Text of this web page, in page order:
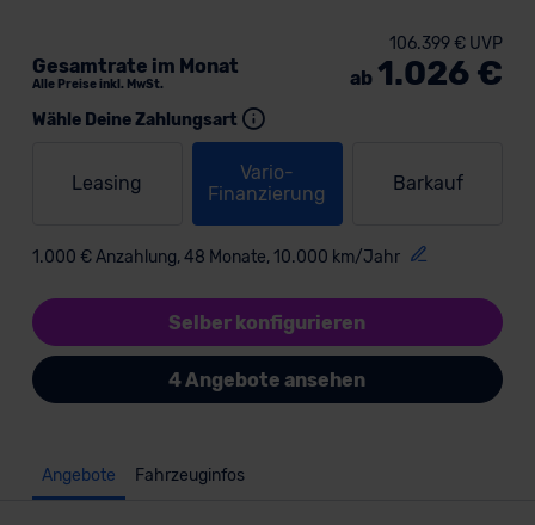
Wähle Deine Zahlungsart
Leasing
Vario-
Finanzierung
Barkauf
1.000 € Anzahlung, 48 Monate, 10.000 km/Jahr
Gesamtrate im Monat
Alle Preise inkl. MwSt.
106.399 € UVP
ab 1.026 €
Selber konfigurieren
4 Angebote ansehen
Angebote Fahrzeuginfos